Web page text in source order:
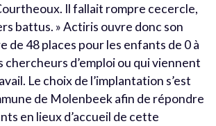
Il fallait rompre cecercle,
battus. » Actiris ouvre donc son
de 48 places pour les enfants de 0 à
chercheurs d’emploi ou qui viennent
Le choix de l’implantation s’est
de Molenbeek afin de répondre
en lieux d’accueil de cette